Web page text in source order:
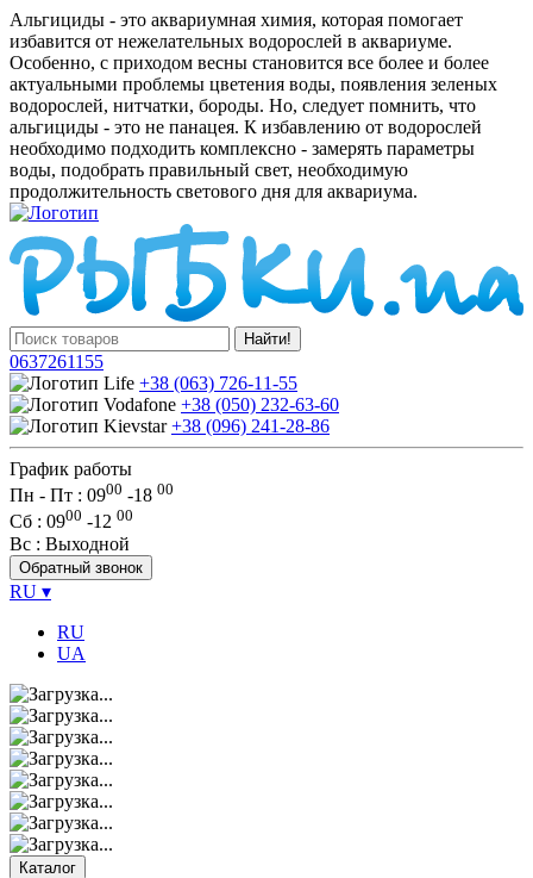
Альгициды - это аквариумная химия, которая помогает
избавится от нежелательных водорослей в аквариуме.
Особенно, с приходом весны становится все более и более
актуальными проблемы цветения воды, появления зеленых
водорослей, нитчатки, бороды. Но, следует помнить, что
альгициды - это не панацея. К избавлению от водорослей
необходимо подходить комплексно - замерять параметры
воды, подобрать правильный свет, необходимую
продолжительность светового дня для аквариума.
Найти!
0637261155
+38 (063) 726-11-55
+38 (050) 232-63-60
+38 (096) 241-28-86
График работы
Пн - Пт : 0900 -18 00
Сб : 0900 -12 00
Вс : Выходной
Обратный звонок
RU ▾
RU
UA
Каталог